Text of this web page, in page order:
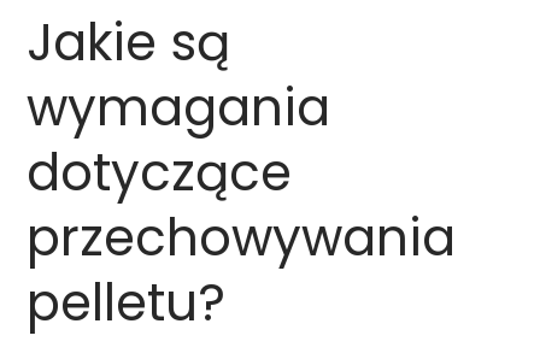
Jakie są
wymagania
dotyczące
przechowywania
pelletu?